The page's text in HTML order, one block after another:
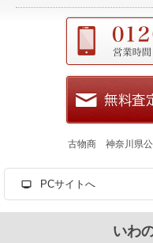
古物商 神奈川県
PCサイトへ
いわ